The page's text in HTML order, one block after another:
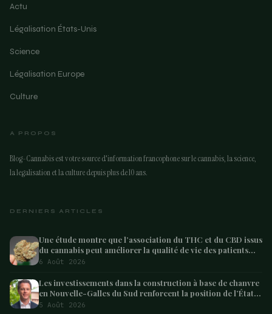
Actu
Légalisation États-Unis
Science
Légalisation Europe
Culture
A PROPOS
Blog-Cannabis est votre source d'information francophone sur le cannabis, la science,
la legalisation et la culture depuis plus de 10 ans.
DERNIERS ARTICLES
Une étude montre que l’association du THC et du CBD issus
du cannabis peut améliorer la qualité de vie des patients
atteints de démence – Marijuana Moment
6 Août 2026
Les investissements dans la construction à base de chanvre
en Nouvelle-Galles du Sud renforcent la position de l’État
en tant que leader australien
5 Août 2026